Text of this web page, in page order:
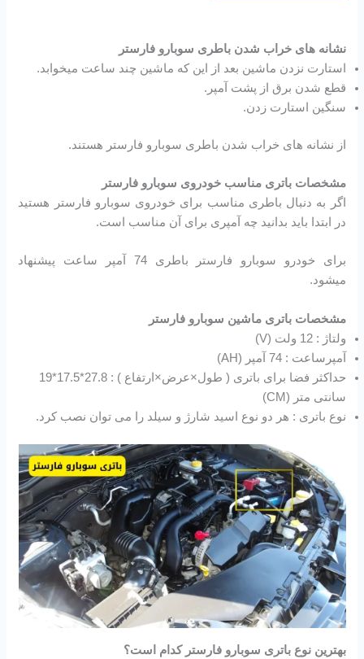
نشانه های خراب شدن باطری سوبارو فارستر
استارت نزدن ماشین بعد از این که ماشین چند ساعت میخوابد.
قطع شدن برق از پشت آمپر.
سنگین استارت زدن.
از نشانه های خراب شدن باطری سوبارو فارستر هستند.
مشخصات باتری مناسب خودروی سوبارو فارستر
اگر به دنبال باطری مناسب برای خودروی سوبارو فارستر هستید
در ابتدا باید بدانید چه آمپری برای آن مناسب است.
برای خودرو سوبارو فارستر باطری 74 آمپر ساعت پیشنهاد
میشود.
مشخصات باتری ماشین سوبارو فارستر
ولتاژ : 12 ولت (V)
آمپرساعت : 74 آمپر (AH)
حداکثر فضا برای باتری ( طول×عرض×ارتفاع ) : 27.8*17.5*19
سانتی متر (CM)
نوع باتری : هر دو نوع اسید شارژ و سیلد را می توان نصب کرد.
بهترین نوع باتری سوبارو فارستر کدام است؟